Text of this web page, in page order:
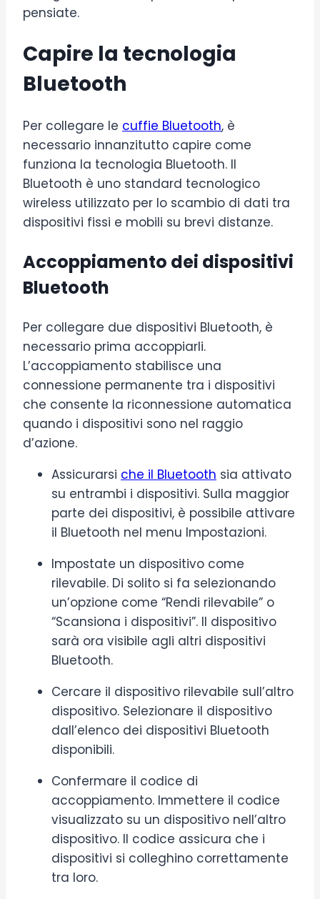
pensiate.
Capire la tecnologia
Bluetooth
Per collegare le cuffie Bluetooth, è
necessario innanzitutto capire come
funziona la tecnologia Bluetooth. Il
Bluetooth è uno standard tecnologico
wireless utilizzato per lo scambio di dati tra
dispositivi fissi e mobili su brevi distanze.
Accoppiamento dei dispositivi
Bluetooth
Per collegare due dispositivi Bluetooth, è
necessario prima accoppiarli.
L’accoppiamento stabilisce una
connessione permanente tra i dispositivi
che consente la riconnessione automatica
quando i dispositivi sono nel raggio
d’azione.
Assicurarsi che il Bluetooth sia attivato
su entrambi i dispositivi. Sulla maggior
parte dei dispositivi, è possibile attivare
il Bluetooth nel menu Impostazioni.
Impostate un dispositivo come
rilevabile. Di solito si fa selezionando
un’opzione come “Rendi rilevabile” o
“Scansiona i dispositivi”. Il dispositivo
sarà ora visibile agli altri dispositivi
Bluetooth.
Cercare il dispositivo rilevabile sull’altro
dispositivo. Selezionare il dispositivo
dall’elenco dei dispositivi Bluetooth
disponibili.
Confermare il codice di
accoppiamento. Immettere il codice
visualizzato su un dispositivo nell’altro
dispositivo. Il codice assicura che i
dispositivi si colleghino correttamente
tra loro.